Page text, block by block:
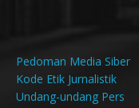
Pedoman Media Siber
Kode Etik Jurnalistik
Undang-undang Pers